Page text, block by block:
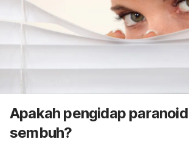
Apakah pengidap
sembuh?